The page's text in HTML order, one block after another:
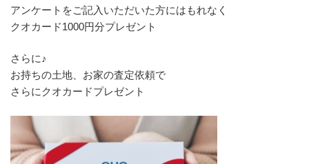
アンケートをご記入いただいた方にはもれなく
クオカード1000円分プレゼント
さらに♪
お持ちの土地、お家の査定依頼で
さらにクオカードプレゼント